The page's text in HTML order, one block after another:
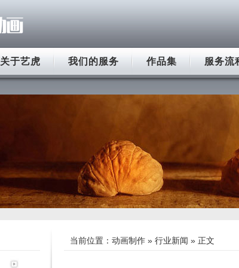
关于艺虎 我们的服务 作品集 服务流
当前位置： 动画制作 » 行业新闻 » 正文